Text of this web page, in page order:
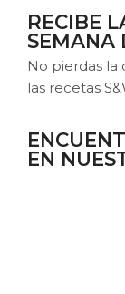
RECIBE
SEMANA
No pierdas
las recetas
EN